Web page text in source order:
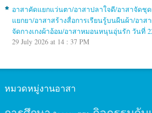
อาสาคัดแยกแว่นตา/อาสาปลาใจดี/อาสาจัดชุ
แยกยา/อาสาสร้างสื่อการเรียนรู้บนผืนผ้า/อา
จัดกางเกงผ้าอ้อม/อาสาหมอนหนุนอุ่นรัก วันที่
29 July 2026 at 14 : 37 PM
หมวดหมู่งานอาสา